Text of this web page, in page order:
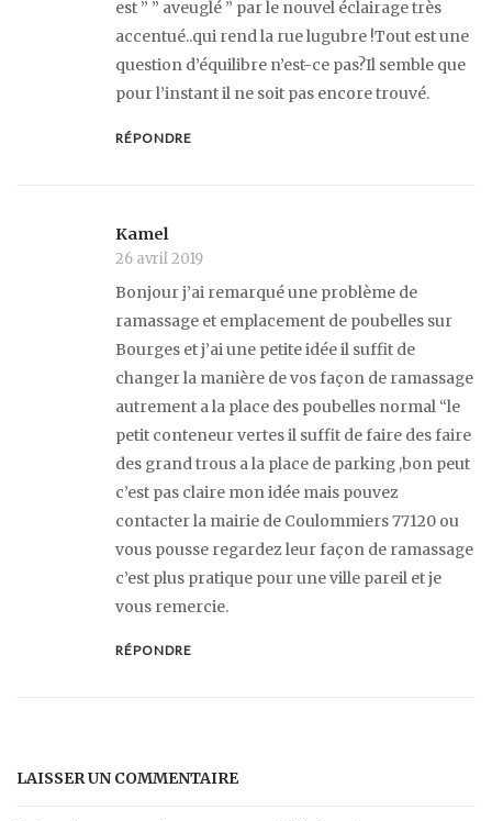
est ” ” aveuglé ” par le nouvel éclairage très
accentué..qui rend la rue lugubre !Tout est une
question d’équilibre n’est-ce pas?Il semble que
pour l’instant il ne soit pas encore trouvé.
RÉPONDRE
Kamel
26 avril 2019
Bonjour j’ai remarqué une problème de
ramassage et emplacement de poubelles sur
Bourges et j’ai une petite idée il suffit de
changer la manière de vos façon de ramassage
autrement a la place des poubelles normal “le
petit conteneur vertes il suffit de faire des faire
des grand trous a la place de parking ,bon peut
c’est pas claire mon idée mais pouvez
contacter la mairie de Coulommiers 77120 ou
vous pousse regardez leur façon de ramassage
c’est plus pratique pour une ville pareil et je
vous remercie.
RÉPONDRE
LAISSER UN COMMENTAIRE